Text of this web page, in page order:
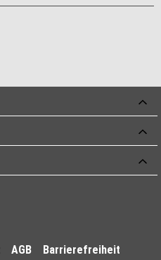
AGB Barrierefreiheit